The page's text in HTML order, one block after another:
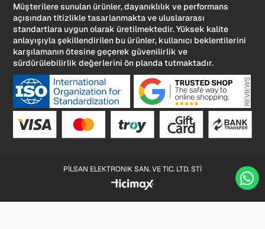
Müşterilere sunulan ürünler, dayanıklılık ve performans
açısından titizlikle tasarlanmakta ve uluslararası
standartlara uygun olarak üretilmektedir. Yüksek kalite
anlayışıyla şekillendirilen bu ürünler, kullanıcı beklentilerini
karşılamanın ötesine geçerek güvenilirlik ve
sürdürülebilirlik değerlerini ön planda tutmaktadır.
PİLSAN ELEKTRONIK SAN. VE TIC. LTD. STİ